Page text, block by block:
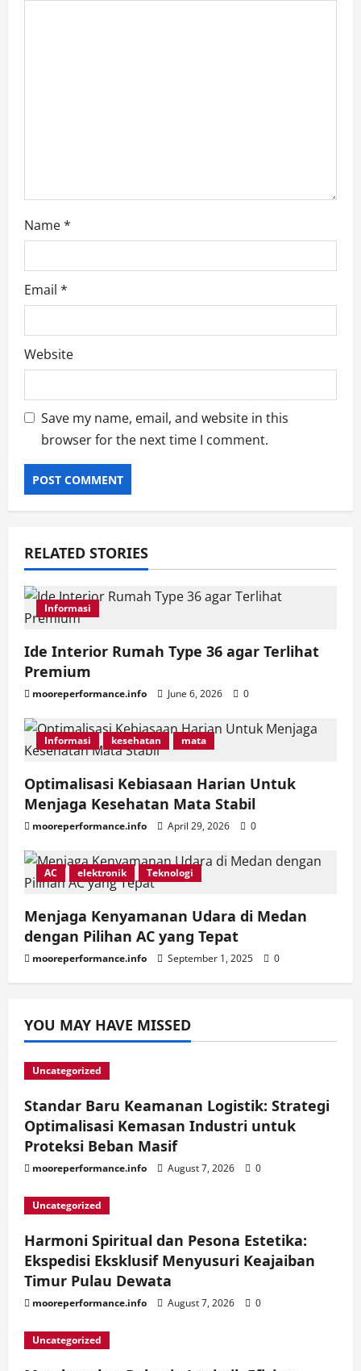
a
Name*
Email *
Website
Save my name, email, and website in this
browser for the next time I comment.
RELATED STORIES
Informasi
Ide Interior Rumah Type 36 agar Terlihat
Premium
mooreperformance.info June 6, 2026 0
Informasi kesehatan mata
Optimalisasi Kebiasaan Harian Untuk
Menjaga Kesehatan Mata Stabil
mooreperformance.info April 29, 2026 0
AC elektronik Teknologi
Menjaga Kenyamanan Udara di Medan
dengan Pilihan AC yang Tepat
mooreperformance.info September 1, 2025 0
YOU MAY HAVE MISSED
Uncategorized
Standar Baru Keamanan Logistik: Strategi
Optimalisasi Kemasan Industri untuk
Proteksi Beban Masif
mooreperformance.info August 7, 2026 0
Uncategorized
Harmoni Spiritual dan Pesona Estetika:
Ekspedisi Eksklusif Menyusuri Keajaiban
Timur Pulau Dewata
mooreperformance.info August 7, 2026 0
Uncategorized